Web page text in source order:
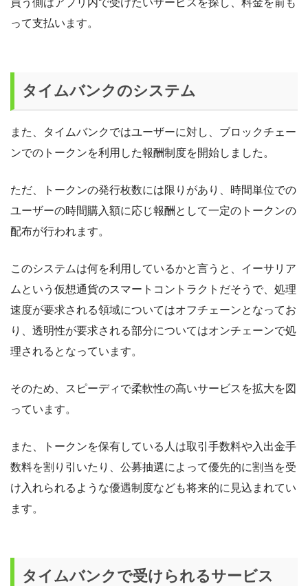
買う側はアプリ内で受けたいサービスを探し、料金を前も
って支払います。
タイムバンクのシステム
また、タイムバンクではユーザーに対し、ブロックチェー
ンでのトークンを利用した報酬制度を開始しました。
ただ、トークンの発行枚数には限りがあり、時間単位での
ユーザーの時間購入額に応じ報酬として一定のトークンの
配布が行われます。
このシステムは何を利用しているかと言うと、イーサリア
ムという仮想通貨のスマートコントラクトだそうで、処理
速度が要求される領域についてはオフチェーンとなってお
り、透明性が要求される部分についてはオンチェーンで処
理されるとなっています。
そのため、スピーディで柔軟性の高いサービスを拡大を図
っています。
また、トークンを保有している人は取引手数料や入出金手
数料を割り引いたり、公募抽選によって優先的に割当を受
け入れられるような優遇制度なども将来的に見込まれてい
ます。
タイムバンクで受けられるサービス